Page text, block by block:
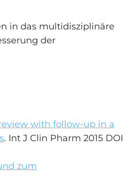
in das multidisziplinäre
der
with follow-up in a
. Int J Clin Pharm 2015 DOI
zum